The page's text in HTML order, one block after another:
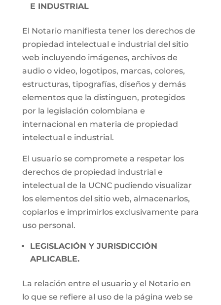
E INDUSTRIAL
El Notario manifiesta tener los derechos de
propiedad intelectual e industrial del sitio
web incluyendo imágenes, archivos de
audio o video, logotipos, marcas, colores,
estructuras, tipografías, diseños y demás
elementos que la distinguen, protegidos
por la legislación colombiana e
internacional en materia de propiedad
intelectual e industrial.
El usuario se compromete a respetar los
derechos de propiedad industrial e
intelectual de la UCNC pudiendo visualizar
los elementos del sitio web, almacenarlos,
copiarlos e imprimirlos exclusivamente para
uso personal.
LEGISLACIÓN Y JURISDICCIÓN
APLICABLE.
La relación entre el usuario y el Notario en
lo que se refiere al uso de la página web se